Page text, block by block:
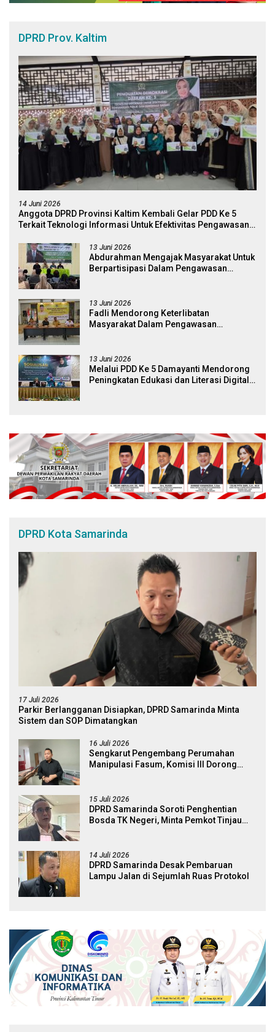
DPRD Prov. Kaltim
14 Juni 2026
Anggota DPRD Provinsi Kaltim Kembali Gelar PDD Ke 5
Terkait Teknologi Informasi Untuk Efektivitas Pengawasan
13 Juni 2026
Abdurahman Mengajak Masyarakat Untuk
Berpartisipasi Dalam Pengawasan
13 Juni 2026
Fadli Mendorong Keterlibatan
Masyarakat Dalam Pengawasan
13 Juni 2026
Melalui PDD Ke 5 Damayanti Mendorong
Peningkatan Edukasi dan Literasi Digital
DPRD Kota Samarinda
17 Juli 2026
Parkir Berlangganan Disiapkan, DPRD Samarinda Minta
Sistem dan SOP Dimatangkan
16 Juli 2026
Sengkarut Pengembang Perumahan
Manipulasi Fasum, Komisi III Dorong
15 Juli 2026
DPRD Samarinda Soroti Penghentian
Bosda TK Negeri, Minta Pemkot Tinjau
14 Juli 2026
DPRD Samarinda Desak Pembaruan
Lampu Jalan di Sejumlah Ruas Protokol